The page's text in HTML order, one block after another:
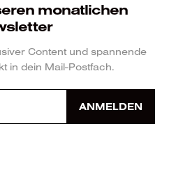
monatlichen
Content und spannende
in dein Mail-Postfach.
ANMELDEN